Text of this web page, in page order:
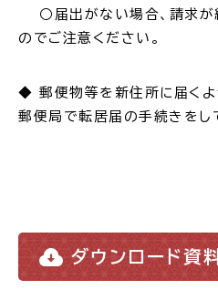
○届出がない場合、請求が
のでご注意ください。
◆ 郵便物等を新住所に届くよ
郵便局で転居届の手続きをし
ダウンロード資